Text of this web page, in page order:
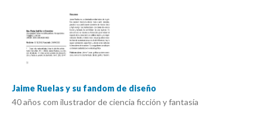
Jaime Ruelas y su fandom de diseño
40 años com ilustrador de ciencia ficción y fantasía